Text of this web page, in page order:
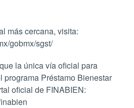
más cercana, visita:
gobmx/sgst/
la única vía oficial para
programa Préstamo Bienestar
oficial de FINABIEN: